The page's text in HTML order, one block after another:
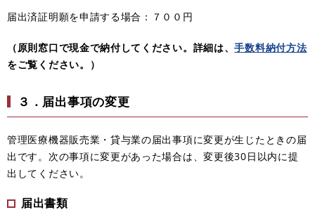
届出済証明願を申請する場合：７００円
（原則窓口で現金で納付してください。詳細は、手数料納付方法
をご覧ください。
）
３．届出事項の変更
管理医療機器販売業・貸与業の届出事項に変更が生じたときの届
出です。次の事項に変更があった場合は、変更後30日以内に提
出してください。
届出書類